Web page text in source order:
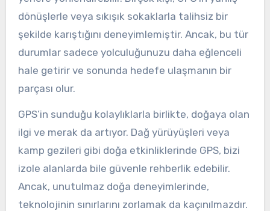
dönüşlerle veya sıkışık sokaklarla talihsiz bir
şekilde karıştığını deneyimlemiştir. Ancak, bu tür
durumlar sadece yolculuğunuzu daha eğlenceli
hale getirir ve sonunda hedefe ulaşmanın bir
parçası olur.
GPS’in sunduğu kolaylıklarla birlikte, doğaya olan
ilgi ve merak da artıyor. Dağ yürüyüşleri veya
kamp gezileri gibi doğa etkinliklerinde GPS, bizi
izole alanlarda bile güvenle rehberlik edebilir.
Ancak, unutulmaz doğa deneyimlerinde,
teknolojinin sınırlarını zorlamak da kaçınılmazdır.